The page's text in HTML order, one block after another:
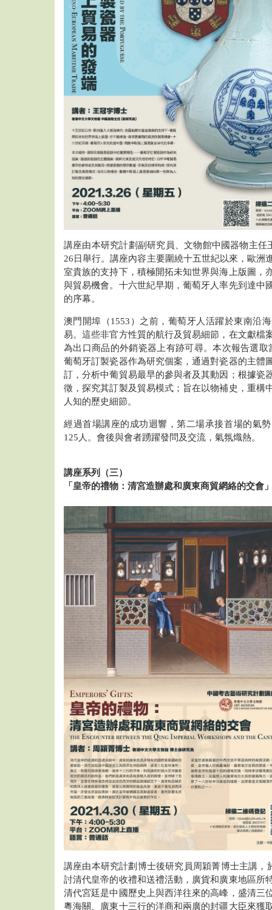
講座由本研究計劃副研究員、文物館中國器物主任
26日舉行。講座內容主要圍繞十五世紀以來，歐洲
室貴族的支持下，積極開拓未知世界與海上版圖，
與貿易機會。十六世紀早期，葡萄牙人率先到達中
的序幕。
澳門開埠（1553）之前，葡萄牙人活躍於東南沿
易。這些非官方性質的航行及貿易細節，在文獻檔
為出口商品的外銷瓷器上有跡可尋。本次報告選
葡萄牙訂製瓷器作為研究個案，通過對瓷器的主體
訂，分析中葡貿易最早的參與者及其動因；根據瓷
徵，探究其訂製及貿易模式；旨在以物補史，重構
人知的歷史細節。
經過首場講座的成功迴響，第二場承接首場的氣
125人。會後與會者踴躍發問及交流，氣氛熾熱。
講座系列（三）
「皇帝的禮物：清宮造辦處和廣東商貿網絡的交會
講座由本研究計劃博士後研究員周穎菁博士主講，
討清代皇帝的收禮和送禮活動，廣貨和廣東地區所
清代宮廷是中國歷史上與西洋往來的高峰，盛清三
粵海關、廣東十三行的洋商和兩廣的封疆大臣來獲